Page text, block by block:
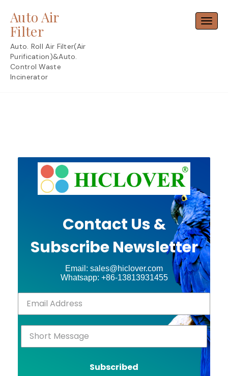
content
Auto Air
Filter
Auto. Roll Air Filter(Air
Purification)&Auto.
Control Waste
Incinerator
Contact Us &
Subscribe Newsletter
Email: sales@hiclover.com
Whatsapp: +86-13813931455
Subscribed